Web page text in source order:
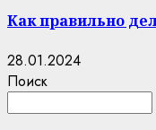
Как правильно
28.01.2024
Поиск